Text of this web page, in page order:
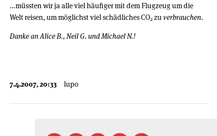
…müssten wir ja alle viel häufiger mit dem Flugzeug um die
Welt reisen, um möglichst viel schädliches CO2 zu verbrauchen.
Danke an Alice B., Neil G. und Michael N.!
7.4.2007, 20:33 lupo